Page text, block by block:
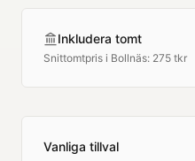
Inkludera tomt
Snittomtpris i Bollnäs: 275 tkr
Vanliga tillval